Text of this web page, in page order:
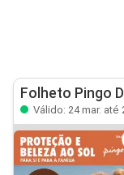
Folheto Pingo
Válido: 24 mar. até